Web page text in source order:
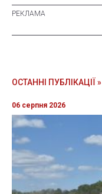
ОСТАННІ ПУБЛІКАЦІЇ »
06 серпня 2026